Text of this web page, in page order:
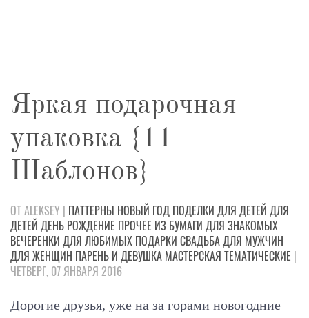
Яркая подарочная
упаковка {11
Шаблонов}
ОТ ALEKSEY | ПАТТЕРНЫ НОВЫЙ ГОД ПОДЕЛКИ ДЛЯ ДЕТЕЙ ДЛЯ
ДЕТЕЙ ДЕНЬ РОЖДЕНИЕ ПРОЧЕЕ ИЗ БУМАГИ ДЛЯ ЗНАКОМЫХ
ВЕЧЕРЕНКИ ДЛЯ ЛЮБИМЫХ ПОДАРКИ СВАДЬБАДЛЯ МУЖЧИН
ДЛЯ ЖЕНЩИН ПАРЕНЬ И ДЕВУШКА МАСТЕРСКАЯ ТЕМАТИЧЕСКИЕ |
ЧЕТВЕРГ, 07 ЯНВАРЯ 2016
Дорогие друзья, уже на за горами новогодние